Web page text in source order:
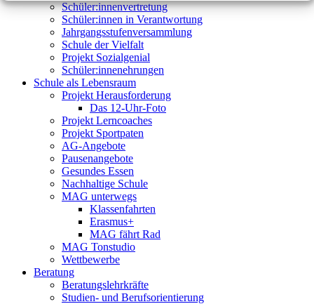
Schüler:innenvertretung
Schüler:innen in Verantwortung
Jahrgangsstufenversammlung
Schule der Vielfalt
Projekt Sozialgenial
Schüler:innenehrungen
Schule als Lebensraum
Projekt Herausforderung
Das 12-Uhr-Foto
Projekt Lerncoaches
Projekt Sportpaten
AG-Angebote
Pausenangebote
Gesundes Essen
Nachhaltige Schule
MAG unterwegs
Klassenfahrten
Erasmus+
MAG fährt Rad
MAG Tonstudio
Wettbewerbe
Beratung
Beratungslehrkräfte
Studien- und Berufsorientierung